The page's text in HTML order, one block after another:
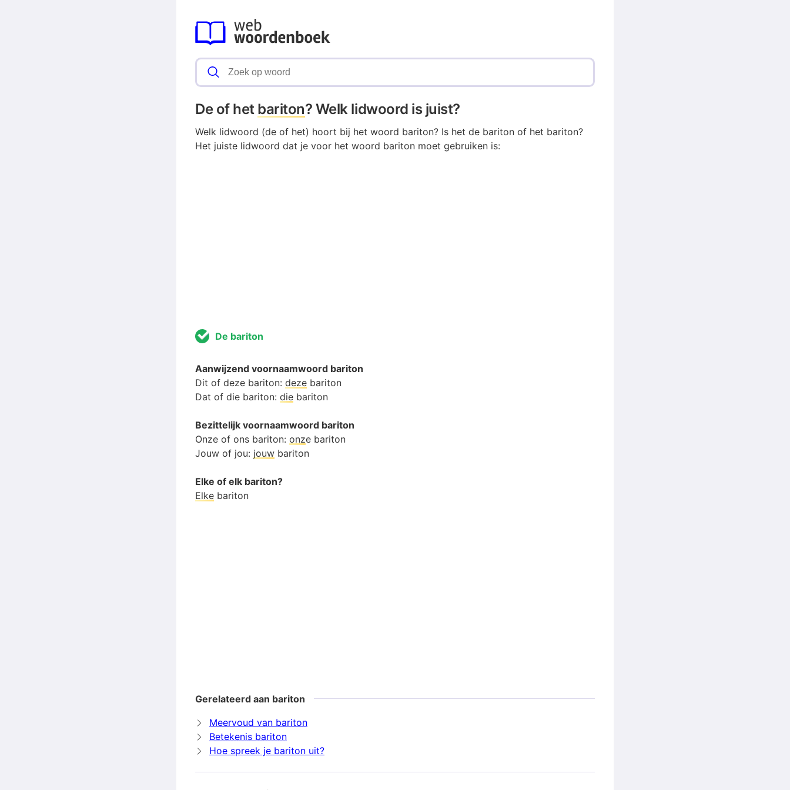
De of het bariton? Welk lidwoord is juist?
Welk lidwoord (de of het) hoort bij het woord bariton? Is het de bariton of het bariton?
Het juiste lidwoord dat je voor het woord bariton moet gebruiken is:
De bariton
Aanwijzend voornaamwoord bariton
Dit of deze bariton: deze bariton
Dat of die bariton: die bariton
Bezittelijk voornaamwoord bariton
Onze of ons bariton: onze bariton
Jouw of jou: jouw bariton
Elke of elk bariton?
Elke bariton
Gerelateerd aan bariton
Meervoud van bariton
Betekenis bariton
Hoe spreek je bariton uit?